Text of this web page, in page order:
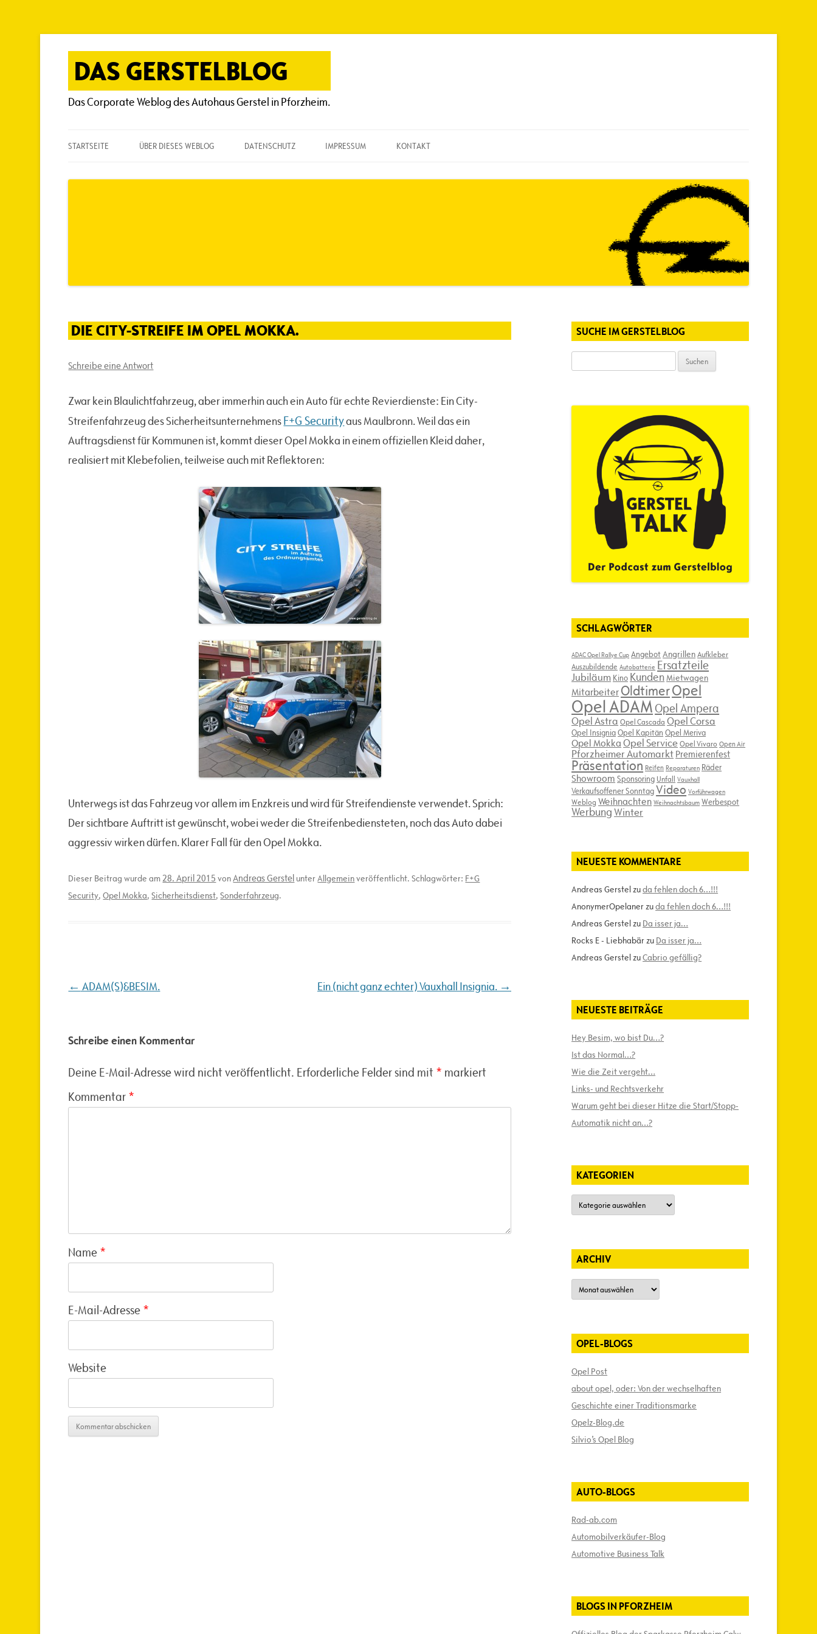
Zum
Inhalt
DAS GERSTELBLOG
Das Corporate Weblog des Autohaus Gerstel in Pforzheim.
STARTSEITE ÜBER DIESES WEBLOG DATENSCHUTZ IMPRESSUM KONTAKT
DIE CITY-STREIFE IM OPEL MOKKA.
Schreibe eine Antwort
Zwar kein Blaulichtfahrzeug, aber immerhin auch ein Auto für echte Revierdienste: Ein City-
Streifenfahrzeug des SicherheitsunternehmensF+G Securityaus Maulbronn. Weil das ein
Auftragsdienst für Kommunen ist, kommt dieser Opel Mokka in einem offiziellen Kleid daher,
realisiert mit Klebefolien, teilweise auch mit Reflektoren:
Unterwegs ist das Fahrzeug vor allem im Enzkreis und wird für Streifendienste verwendet. Sprich:
Der sichtbare Auftritt ist gewünscht, wobei weder die Streifenbediensteten, noch das Auto dabei
aggressiv wirken dürfen. Klarer Fall für den Opel Mokka.
Dieser Beitrag wurde am28. April 2015 vonAndreas Gerstel unterAllgemeinveröffentlicht. Schlagwörter: F+G
Security,Opel Mokka,Sicherheitsdienst,Sonderfahrzeug.
Beitragsnavigation
← ADAM(S)&BESIM. Ein (nicht ganz echter) Vauxhall Insignia. →
Schreibe einen Kommentar
Deine E-Mail-Adresse wird nicht veröffentlicht. Erforderliche Felder sind mit * markiert
Kommentar *
Name *
E-Mail-Adresse *
Website
SUCHE IM GERSTELBLOG
nach:
SCHLAGWÖRTER
ADAC Opel Rallye Cup AngebotAngrillenAufkleber
Auszubildende Autobatterie Ersatzteile
Jubiläum Kino Kunden Mietwagen
Mitarbeiter OldtimerOpel
Opel ADAM Opel Ampera
Opel Astra Opel Cascada Opel Corsa
Opel InsigniaOpel Kapitän Opel Meriva
Opel Mokka Opel ServiceOpel Vivaro Open Air
Pforzheimer Automarkt Premierenfest
Präsentation Reifen Reparaturen Räder
Showroom Sponsoring Unfall Vauxhall
Verkaufsoffener SonntagVideo Vorführwagen
Weblog Weihnachten Weihnachtsbaum Werbespot
WerbungWinter
NEUESTE KOMMENTARE
Andreas Gerstelzuda fehlen doch 6…!!!
AnonymerOpelanerzuda fehlen doch 6…!!!
Andreas Gerstelzu Da isser ja…
Rocks E - Liebhabärzu Da isser ja…
Andreas GerstelzuCabrio gefällig?
NEUESTE BEITRÄGE
Hey Besim, wo bist Du…?
Ist das Normal…?
Wie die Zeit vergeht…
Links- und Rechtsverkehr
Warum geht bei dieser Hitze die Start/Stopp-
Automatik nicht an…?
KATEGORIEN
Kategorien
ARCHIV
Archiv
OPEL-BLOGS
Opel Post
about opel, oder: Von der wechselhaften
Geschichte einer Traditionsmarke
Opelz-Blog.de
Silvio’s Opel Blog
AUTO-BLOGS
Rad-ab.com
Automobilverkäufer-Blog
Automotive Business Talk
BLOGS IN PFORZHEIM